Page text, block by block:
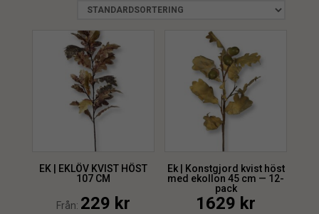
EK | EKLÖV KVIST HÖST
107 CM
Från: 229 kr
Ek | Konstgjord kvist höst
med ekollon 45 cm — 12-
pack
1629 kr